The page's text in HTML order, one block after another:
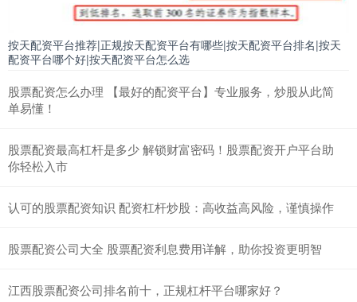
按天配资平台推荐|正规按天配资平台有哪些|按天配资平台排名|按天
配资平台哪个好|按天配资平台怎么选
股票配资怎么办理 【最好的配资平台】专业服务，炒股从此简
单易懂！
股票配资最高杠杆是多少 解锁财富密码！股票配资开户平台助
你轻松入市
认可的股票配资知识 配资杠杆炒股：高收益高风险，谨慎操作
股票配资公司大全 股票配资利息费用详解，助你投资更明智
江西股票配资公司排名前十，正规杠杆平台哪家好？